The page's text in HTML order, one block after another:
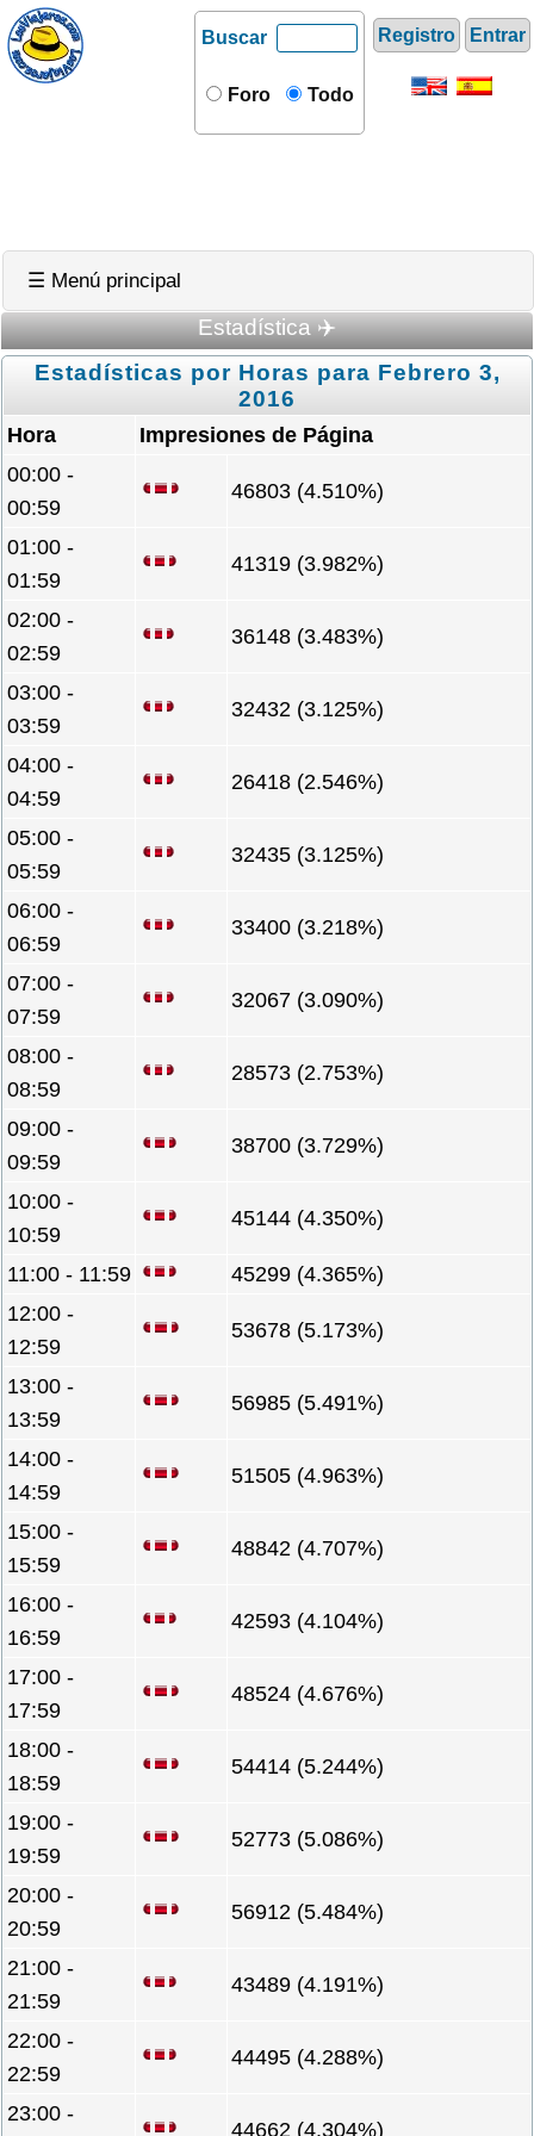
Registro Entrar
Buscar
Foro Todo
☰ Menú principal
Estadística ✈️
Estadísticas por Horas para Febrero 3,
2016
Hora
Impresiones de Página
00:00 -
00:59
46803 (4.510%)
01:00 -
01:59
41319 (3.982%)
02:00 -
02:59
36148 (3.483%)
03:00 -
03:59
32432 (3.125%)
04:00 -
04:59
26418 (2.546%)
05:00 -
05:59
32435 (3.125%)
06:00 -
06:59
33400 (3.218%)
07:00 -
07:59
32067 (3.090%)
08:00 -
08:59
28573 (2.753%)
09:00 -
09:59
38700 (3.729%)
10:00 -
10:59
45144 (4.350%)
11:00 - 11:59
45299 (4.365%)
12:00 -
12:59
53678 (5.173%)
13:00 -
13:59
56985 (5.491%)
14:00 -
14:59
51505 (4.963%)
15:00 -
15:59
48842 (4.707%)
16:00 -
16:59
42593 (4.104%)
17:00 -
17:59
48524 (4.676%)
18:00 -
18:59
54414 (5.244%)
19:00 -
19:59
52773 (5.086%)
20:00 -
20:59
56912 (5.484%)
21:00 -
21:59
43489 (4.191%)
22:00 -
22:59
44495 (4.288%)
23:00 -
44662 (4.304%)